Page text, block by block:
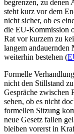
begrenzen, zu denen
steht kurz vor dem
nicht sicher, ob es
die EU-Kommission
Rat vor kurzem zu
langem andauernden
weiterhin bestehen (
Formelle
nicht den Stillstand
Gespräche zwischen
sehen, ob es nicht
formellen Sitzung
neue Gesetz fallen
bleiben vorerst in